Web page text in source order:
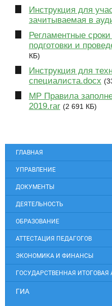
Инструкция для
зачитываемая в
Регламентные
подготовки и
КБ)
Инструкция для
специалиста.docx
МР Правила
2019.rar (2 691 КБ)
ГЛАВНАЯ
УПРАВЛЕНИЕ
ДОКУМЕНТЫ
ДЕЯТЕЛЬНОСТЬ
ОБРАЗОВАНИЕ
АТТЕСТАЦИЯ ПЕДАГОГОВ
ЭКОНОМИКА И ФИНАНСЫ
ГОСУДАРСТВЕННАЯ ИТОГОВАЯ
ГИА